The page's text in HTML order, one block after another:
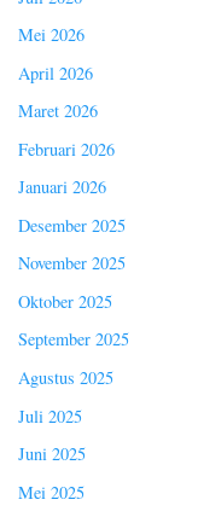
Mei 2026
April 2026
Maret 2026
Februari 2026
Januari 2026
Desember 2025
November 2025
Oktober 2025
September 2025
Agustus 2025
Juli 2025
Juni 2025
Mei 2025